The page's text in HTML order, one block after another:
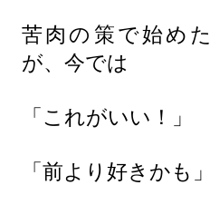
苦肉の策で始め
が、今では
「これがいい！」
「前より好きかも」